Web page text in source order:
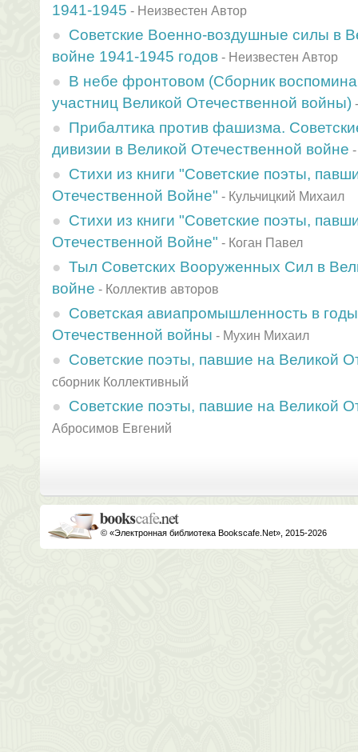
1941-1945 - Неизвестен Автор
Советские Военно-воздушные силы в
войне 1941-1945 годов - Неизвестен Автор
В небе фронтовом (Сборник
участниц Великой Отечественной войны)
Прибалтика против фашизма.
дивизии в Великой Отечественной войне
Стихи из книги "Советские поэты,
Отечественной Войне" - Кульчицкий Михаил
Стихи из книги "Советские поэты,
Отечественной Войне" - Коган Павел
Тыл Советских Вооруженных Сил в
войне - Коллектив авторов
Советская авиапромышленность в
Отечественной войны - Мухин Михаил
Советские поэты, павшие на Великой
сборник Коллективный
Советские поэты, павшие на Великой
Абросимов Евгений
© «Электронная библиотека Bookscafe.Net», 2015-2026